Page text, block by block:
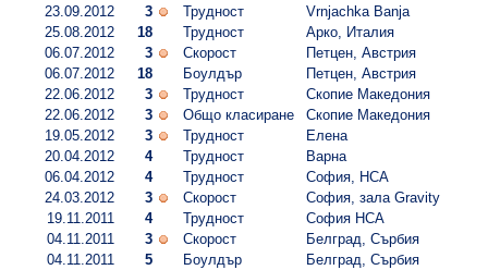
23.09.2012
3 Трудност
Vrnjachka Banja
25.08.2012
18 Трудност
Арко, Италия
06.07.2012
3 Скорост
Петцен, Австрия
06.07.2012
18 Боулдър
Петцен, Австрия
22.06.2012
3 Трудност
Скопие Македония
22.06.2012
3 Общо класиране
Скопие Македония
19.05.2012
3 Трудност
Елена
20.04.2012
4 Трудност
Варна
06.04.2012
4 Трудност
София, НСА
24.03.2012
3 Скорост
София, зала Gravity
19.11.2011
4 Трудност
София НСА
04.11.2011
3 Скорост
Белград, Сърбия
04.11.2011
5 Боулдър Белград, Сърбия